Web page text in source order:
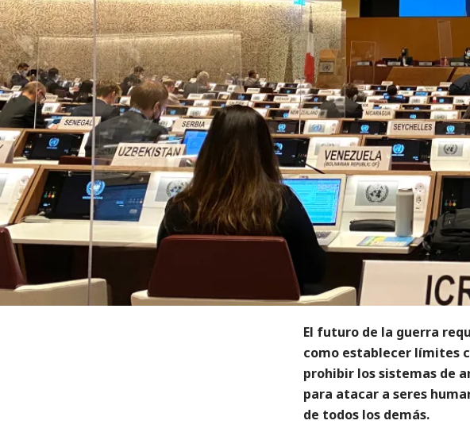
El futuro de la guerra
como establecer límites
prohibir los sistemas de
para atacar a seres
de todos los demás.